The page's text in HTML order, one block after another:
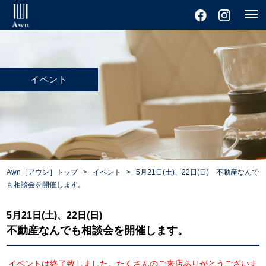
イベント
Awn［アウン］トップ イベント
5月21日(土)、22日(日) 不動産なんで
も相談会を開催します。
5月21日(土)、22日(日)
不動産なんでも相談会を開催します。
イベントは終了致しました。たくさんのご来店ありがとうございま